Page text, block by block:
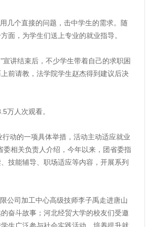
个直接的问题，击中学生的需求。随
面，为学生们送上专业的就业指导。
讲结束后，不少学生带着自己的求职困
前请教，法学院学生赵杰得到建议后决
人次观看。
的一项具体举措，活动主动适应就业
相关负责人介绍，今年以来，团省委指
技能辅导、职场适应等内容，开展系列
司加工中心高级技师李子禹走进唐山
奋斗故事；河北经贸大学的校友们受邀